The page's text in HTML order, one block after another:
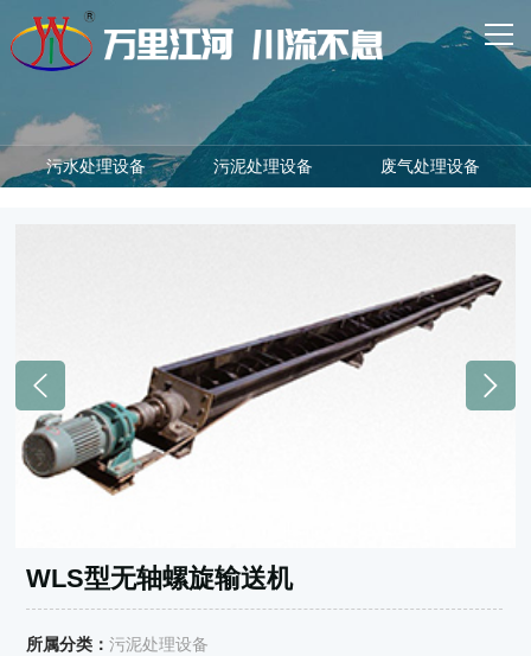
网站首页
核心业务
联系我们
污水处理设备 污泥处理设备 废气处理设备
WLS型无轴螺旋输送机
所属分类： 污泥处理设备